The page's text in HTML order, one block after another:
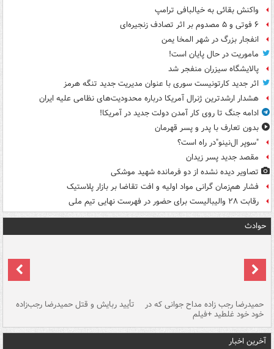
واکنش بقائی به خیالبافی ترامپ
۶ فوتی و ۵ مصدوم بر اثر تصادف زنجیره‌ای
انفجار بزرگ در شهر المخا یمن
ماموریت در حال پایان است!
پالایشگاه سیزران منفجر شد
اثر جدید کارتونیست سوری با عنوان مدیریت جدید تنگه هرمز
هشدار ارشدترین ژنرال آمریکا درباره محدودیت‌های نظامی علیه ایران
ادامه جنگ تا روی کار آمدن دولت جدید در آمریکا!
بدون تعارف با پدر و پسر قهرمان
"سوپر ال‌نینو"در راه است؟
مقصد جدید پسر زیدان
تصاویر دیده‌ نشده از دو فرمانده شهید موشکی
فشار هم‌زمان گرانی مواد اولیه و افت تقاضا بر بازار پلاستیک
رقابت ۲۸ والیبالیست برای حضور در فهرست نهایی تیم ملی
حوادث
حمیدرضا رجب زاده مداح جوانی که در
خود خود غلطید +فیلم
تأیید ربایش و قتل حمیدرضا رجب‌زاده
آخرین اخبار